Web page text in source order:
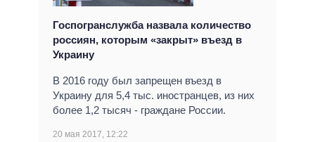
Госпогранслужба назвала количество
россиян, которым «закрыт» въезд в
Украину
В 2016 году был запрещен въезд в
Украину для 5,4 тыс. иностранцев, из них
более 1,2 тысяч - граждане России.
20 мая 2017, 12:22